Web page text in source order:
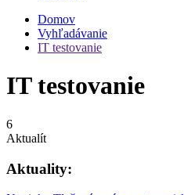
Domov
Vyhľadávanie
IT testovanie
IT testovanie
6
Aktualít
Aktuality: